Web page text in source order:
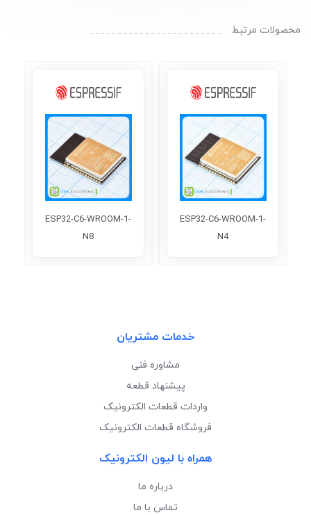
محصولات مرتبط
ESP32-C6-WROOM-1-
N4
ESP32-C6-WROOM-1-
N8
خدمات مشتریان
مشاوره فنی
پیشنهاد قطعه
واردات قطعات الکترونیک
فروشگاه قطعات الکترونیک
همراه با لیون الکترونیک
درباره ما
تماس با ما